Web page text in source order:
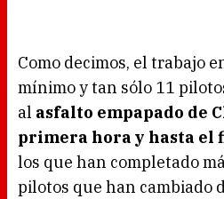
Como decimos, el trabajo
mínimo y tan sólo 11
al asfalto empapado de
primera hora y hasta el
los que han completado
pilotos que han cambiado